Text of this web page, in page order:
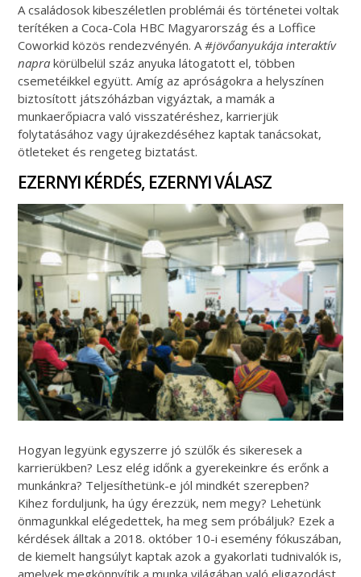
A családosok kibeszéletlen problémái és történetei voltak
terítéken a Coca-Cola HBC Magyarország és a Loffice
Coworkid közös rendezvényén. A#jövőanyukája interaktív
napra körülbelül száz anyuka látogatott el, többen
csemetéikkel együtt. Amíg az apróságokra a helyszínen
biztosított játszóházban vigyáztak, a mamák a
munkaerőpiacra való visszatéréshez, karrierjük
folytatásához vagy újrakezdéséhez kaptak tanácsokat,
ötleteket és rengeteg biztatást.
EZERNYI KÉRDÉS, EZERNYI VÁLASZ
Hogyan legyünk egyszerre jó szülők és sikeresek a
karrierükben? Lesz elég időnk a gyerekeinkre és erőnk a
munkánkra? Teljesíthetünk-e jól mindkét szerepben?
Kihez forduljunk, ha úgy érezzük, nem megy? Lehetünk
önmagunkkal elégedettek, ha meg sem próbáljuk? Ezek a
kérdések álltak a 2018. október 10-i esemény fókuszában,
de kiemelt hangsúlyt kaptak azok a gyakorlati tudnivalók is,
amelyek megkönnyítik a munka világában való eligazodást